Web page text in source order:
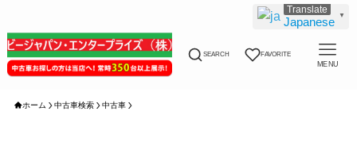
SEARCH FAVORITE
MENU
ホーム 中古車検索 中古車
Japanese ▼